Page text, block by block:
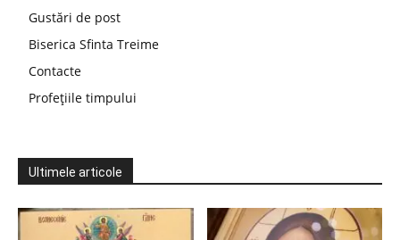
Gustări de post
Biserica Sfinta Treime
Contacte
Profețiile timpului
Ultimele articole